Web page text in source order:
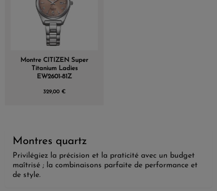
Montre CITIZEN Super
Titanium Ladies
EW2601­-81Z
329,00 €
Montres quartz
Privilégiez la précision et la praticité avec un budget
maîtrisé ; la combinaisons parfaite de performance et
de style.